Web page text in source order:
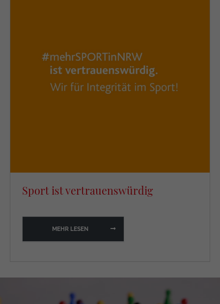
Sport ist vertrauenswürdig
MEHR LESEN